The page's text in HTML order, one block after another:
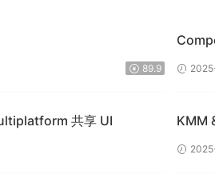
89.9
共享 UI
KMM
构建